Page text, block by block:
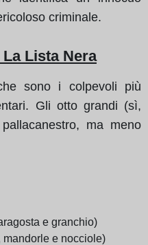
criminale.
La Lista Nera
sono i colpevoli più
Gli otto grandi (sì,
ma meno
e granchio)
mandorle e nocciole)